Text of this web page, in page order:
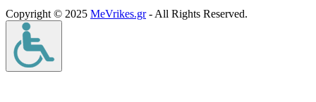
Copyright © 2025 MeVrikes.gr- All Rights Reserved.